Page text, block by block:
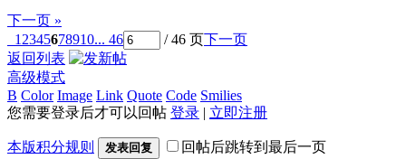
下一页 »
1 2345678910... 46 / 46 页下一页
返回列表
高级模式
B Color Image Link Quote Code Smilies
您需要登录后才可以回帖 登录 | 立即注册
本版积分规则 发表回复 回帖后跳转到最后一页